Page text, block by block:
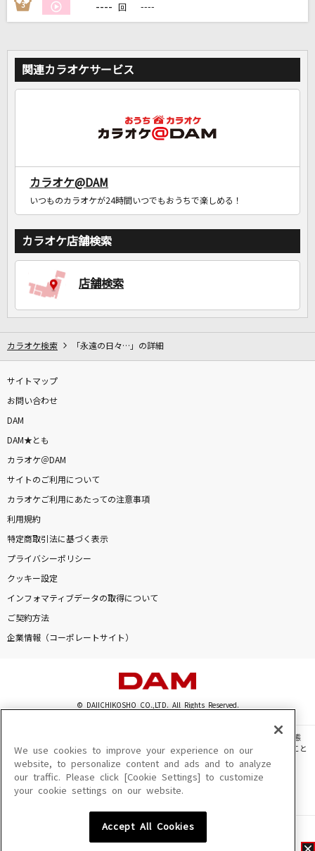
家族や友達と一緒に！練習にも！
3 ---- 回 ----
関連カラオケサービス
カラオケ@DAM
いつものカラオケが24時間いつでもおうちで楽しめる！
カラオケ店舗検索
店舗検索
カラオケ検索 「永遠の日々…」の詳細
サイトマップ
お問い合わせ
DAM
DAM★とも
カラオケ＠DAM
サイトのご利用について
カラオケご利用にあたっての注意事項
利用規約
特定商取引法に基づく表示
プライバシーポリシー
クッキー設定
インフォマティブデータの取得について
ご契約方法
企業情報（コーポレートサイト）
© DAIICHIKOSHO CO.,LTD. All Rights Reserved.
このサイトに掲載されている一切の文章・画像・写真・動画・音声等を、手段や形態
を問わず、著作権法の定める範囲を超えて無断で複製、転載、ファイル化などすること
を禁じます。
楽曲及びコンテンツは、機種によりご利用いただけない場合があります。
楽曲及びコンテンツの配信日、配信内容が変更になる場合があります。
We use cookies to improve your experience on our
website, to personalize content and ads and to analyze
our traffic. Please click [Cookie Settings] to customize
your cookie settings on our website.
Accept All Cookies